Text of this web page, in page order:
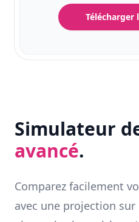
Télécharger
Simulateur
avancé.
Comparez facilement
avec une projection